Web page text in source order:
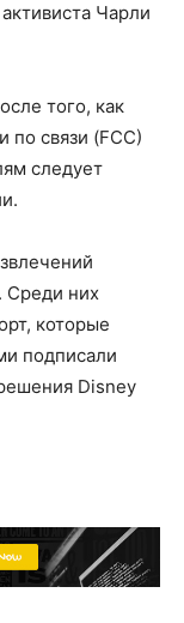
Чарли
того, как
по связи (FCC)
следует
Среди них
которые
подписали
Disney